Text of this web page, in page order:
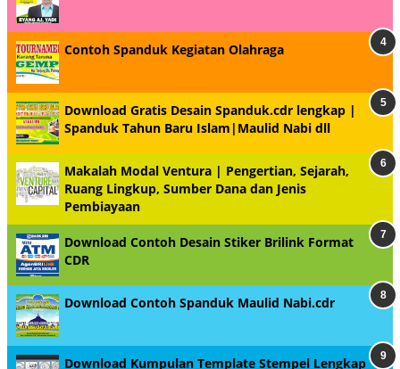
Contoh Spanduk Kegiatan Olahraga
Download Gratis Desain Spanduk.cdr lengkap |
Spanduk Tahun Baru Islam|Maulid Nabi dll
Makalah Modal Ventura | Pengertian, Sejarah,
Ruang Lingkup, Sumber Dana dan Jenis
Pembiayaan
Download Contoh Desain Stiker Brilink Format
CDR
Download Contoh Spanduk Maulid Nabi.cdr
Download Kumpulan Template Stempel Lengkap